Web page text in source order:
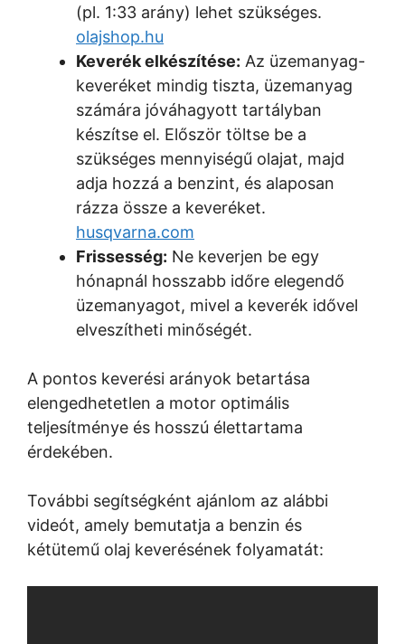
(pl. 1:33 arány) lehet szükséges.
olajshop.hu
Keverék elkészítése: Az üzemanyag-
keveréket mindig tiszta, üzemanyag
számára jóváhagyott tartályban
készítse el. Először töltse be a
szükséges mennyiségű olajat, majd
adja hozzá a benzint, és alaposan
rázza össze a keveréket.
husqvarna.com
Frissesség: Ne keverjen be egy
hónapnál hosszabb időre elegendő
üzemanyagot, mivel a keverék idővel
elveszítheti minőségét.
A pontos keverési arányok betartása
elengedhetetlen a motor optimális
teljesítménye és hosszú élettartama
érdekében.
További segítségként ajánlom az alábbi
videót, amely bemutatja a benzin és
kétütemű olaj keverésének folyamatát: